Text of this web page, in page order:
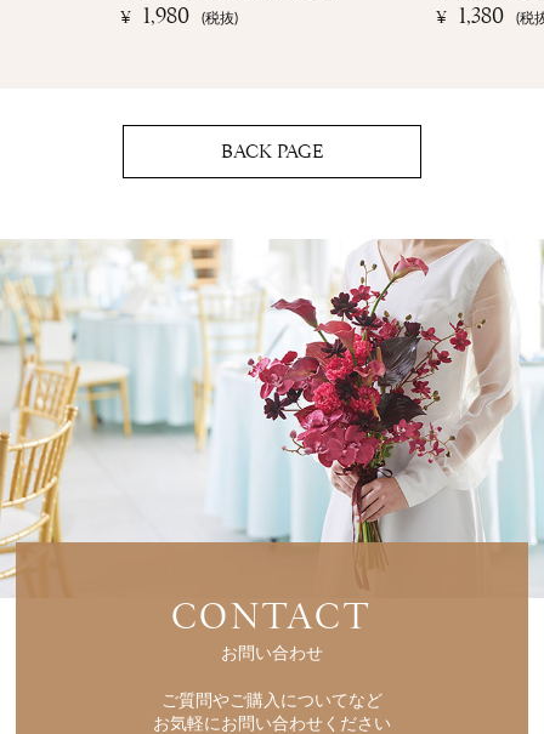
¥ 1,980 (税抜) ¥ 1,380 (税
BACK PAGE
CONTACT
お問い合わせ
ご質問やご購入についてなど
お気軽にお問い合わせください